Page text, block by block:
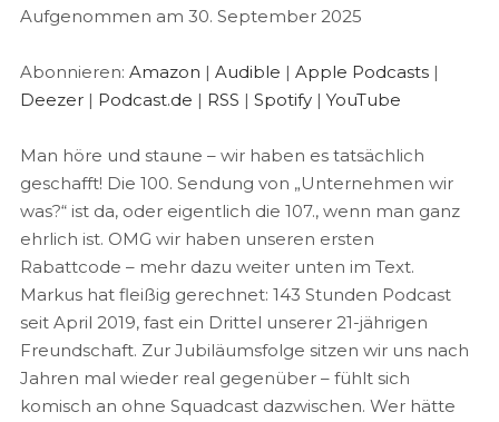
Amazon Audible
RSS FEED
TEILEN
LINK
EMBED
Aufgenommen am 30. September 2025
Abonnieren: Amazon | Audible | Apple Podcasts|
Deezer| Podcast.de | RSS | Spotify| YouTube
Man höre und staune – wir haben es tatsächlich
geschafft! Die 100. Sendung von „Unternehmen wir
was?“ ist da, oder eigentlich die 107., wenn man ganz
ehrlich ist. OMG wir haben unseren ersten
Rabattcode – mehr dazu weiter unten im Text.
Markus hat fleißig gerechnet: 143 Stunden Podcast
seit April 2019, fast ein Drittel unserer 21-jährigen
Freundschaft. Zur Jubiläumsfolge sitzen wir uns nach
Jahren mal wieder real gegenüber – fühlt sich
komisch an ohne Squadcast dazwischen. Wer hätte